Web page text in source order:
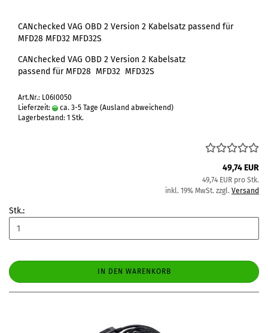
CANchecked VAG OBD 2 Version 2 Kabelsatz passend für
MFD28 MFD32 MFD32S
CANchecked VAG OBD 2 Version 2 Kabelsatz
passend für MFD28 MFD32 MFD32S
Art.Nr.: L06I0050
Lieferzeit:
ca. 3-5 Tage (Ausland abweichend)
Lagerbestand: 1 Stk.
49,74 EUR
49,74 EUR pro Stk.
inkl. 19% MwSt. zzgl. Versand
Stk.:
IN DEN WARENKORB